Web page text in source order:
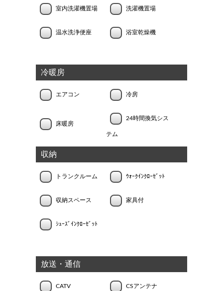
室内洗濯機置場 洗濯機置場
温水洗浄便座 浴室乾燥機
冷暖房
エアコン 冷房
床暖房
24時間換気シス
テム
収納
トランクルーム ｳｫｰｸｲﾝｸﾛｰｾﾞｯﾄ
収納スペース 家具付
ｼｭｰｽﾞｲﾝｸﾛｰｾﾞｯﾄ
放送・通信
CATV CSアンテナ